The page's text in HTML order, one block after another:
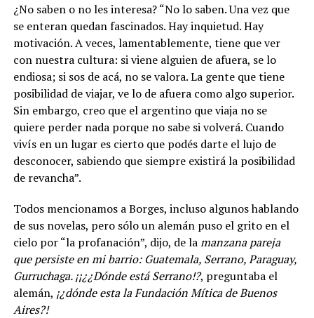
¿No saben o no les interesa? “No lo saben. Una vez que
se enteran quedan fascinados. Hay inquietud. Hay
motivación. A veces, lamentablemente, tiene que ver
con nuestra cultura: si viene alguien de afuera, se lo
endiosa; si sos de acá, no se valora. La gente que tiene
posibilidad de viajar, ve lo de afuera como algo superior.
Sin embargo, creo que el argentino que viaja no se
quiere perder nada porque no sabe si volverá. Cuando
vivís en un lugar es cierto que podés darte el lujo de
desconocer, sabiendo que siempre existirá la posibilidad
de revancha”.
Todos mencionamos a Borges, incluso algunos hablando
de sus novelas, pero sólo un alemán puso el grito en el
cielo por “la profanación”, dijo, de lamanzana pareja
que persiste en mi barrio: Guatemala, Serrano, Paraguay,
Gurruchaga. ¡¡¿¿Dónde está Serrano!?, preguntaba el
alemán, ¡¿dónde esta la Fundación Mítica de Buenos
Aires?!